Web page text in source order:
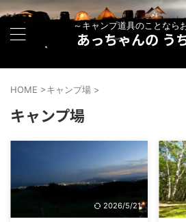
～キャンプ道具のことなら
あっちゃんの う
HOME >キャンプ場 >
キャンプ場
2026/5/21